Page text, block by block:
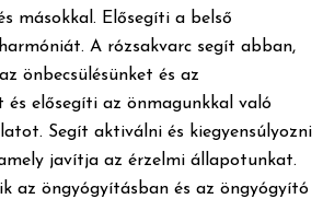
másokkal. Elősegíti a belső
A rózsakvarc segít abban,
önbecsülésünket és az
és elősegíti az önmagunkkal való
Segít aktiválni és kiegyensúlyozni
javítja az érzelmi állapotunkat.
az öngyógyításban és az öngyógyító